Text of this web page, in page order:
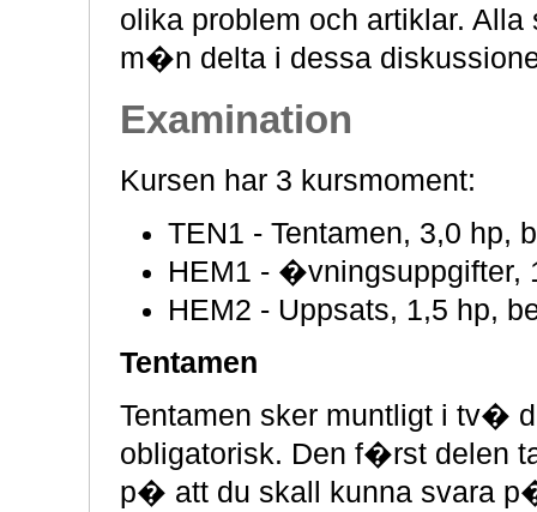
olika problem och artiklar.
m�n delta i dessa
Examination
Kursen har 3 kursmoment:
TEN1 - Tentamen, 3,0 hp,
HEM1 - �vningsuppgifter,
HEM2 - Uppsats, 1,5 hp,
Tentamen
Tentamen sker muntligt i tv�
obligatorisk. Den f�rst delen
p� att du skall kunna svara